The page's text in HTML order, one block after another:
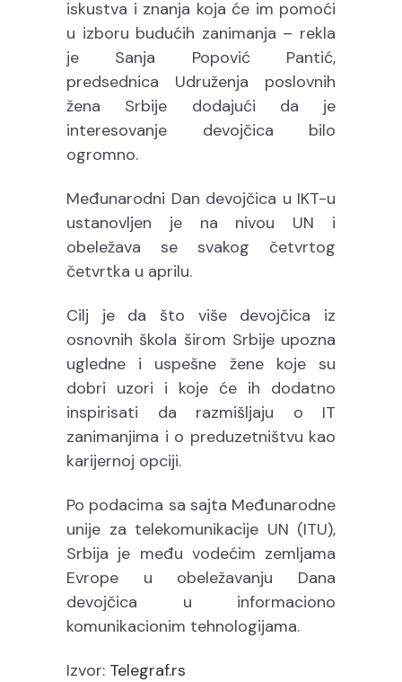
iskustva i znanja koja će im pomoći
u izboru budućih zanimanja – rekla
je Sanja Popović Pantić,
predsednica Udruženja poslovnih
žena Srbije dodajući da je
interesovanje devojčica bilo
ogromno.
Međunarodni Dan devojčica u IKT-u
ustanovljen je na nivou UN i
obeležava se svakog četvrtog
četvrtka u aprilu.
Cilj je da što više devojčica iz
osnovnih škola širom Srbije upozna
ugledne i uspešne žene koje su
dobri uzori i koje će ih dodatno
inspirisati da razmišljaju o IT
zanimanjima i o preduzetništvu kao
karijernoj opciji.
Po podacima sa sajta Međunarodne
unije za telekomunikacije UN (ITU),
Srbija je među vodećim zemljama
Evrope u obeležavanju Dana
devojčica u informaciono
komunikacionim tehnologijama.
Izvor: Telegraf.rs